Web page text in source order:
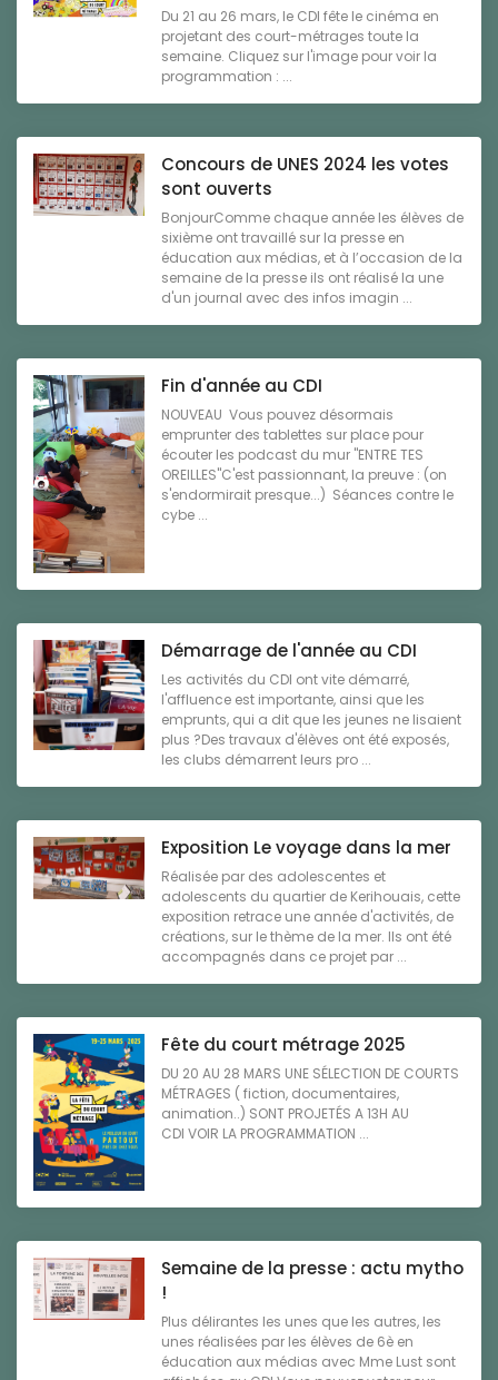
Du 21 au 26 mars, le CDI fête le cinéma en
projetant des court-métrages toute la
semaine. Cliquez sur l'image pour voir la
programmation : ...
Concours de UNES 2024 les votes
sont ouverts
BonjourComme chaque année les élèves de
sixième ont travaillé sur la presse en
éducation aux médias, et à l’occasion de la
semaine de la presse ils ont réalisé la une
d'un journal avec des infos imagin ...
Fin d'année au CDI
NOUVEAU Vous pouvez désormais
emprunter des tablettes sur place pour
écouter les podcast du mur "ENTRE TES
OREILLES"C'est passionnant, la preuve : (on
s'endormirait presque...) Séances contre le
cybe ...
Démarrage de l'année au CDI
Les activités du CDI ont vite démarré,
l'affluence est importante, ainsi que les
emprunts, qui a dit que les jeunes ne lisaient
plus ?Des travaux d'élèves ont été exposés,
les clubs démarrent leurs pro ...
Exposition Le voyage dans la mer
Réalisée par des adolescentes et
adolescents du quartier de Kerihouais, cette
exposition retrace une année d'activités, de
créations, sur le thème de la mer. Ils ont été
accompagnés dans ce projet par ...
Fête du court métrage 2025
DU 20 AU 28 MARS UNE SÉLECTION DE COURTS
MÉTRAGES ( fiction, documentaires,
animation..) SONT PROJETÉS A 13H AU
CDI VOIR LA PROGRAMMATION ...
Semaine de la presse : actu mytho
!
Plus délirantes les unes que les autres, les
unes réalisées par les élèves de 6è en
éducation aux médias avec Mme Lust sont